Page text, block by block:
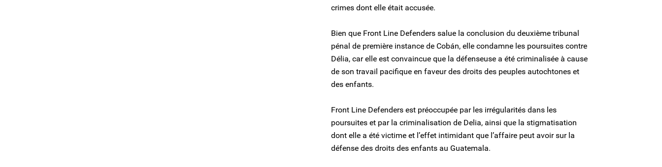
crimes dont elle était accusée.
Bien que Front Line Defenders salue la conclusion du deuxième tribunal
pénal de première instance de Cobán, elle condamne les poursuites contre
Délia, car elle est convaincue que la défenseuse a été criminalisée à cause
de son travail pacifique en faveur des droits des peuples autochtones et
des enfants.
Front Line Defenders est préoccupée par les irrégularités dans les
poursuites et par la criminalisation de Delia, ainsi que la stigmatisation
dont elle a été victime et l’effet intimidant que l’affaire peut avoir sur la
défense des droits des enfants au Guatemala.